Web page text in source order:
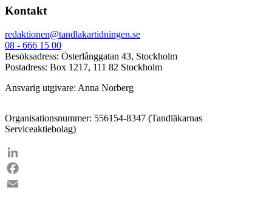
Kontakt
redaktionen@tandlakartidningen.se
08 - 666 15 00
Besöksadress: Österlånggatan 43, Stockholm
Postadress: Box 1217, 111 82 Stockholm
Ansvarig utgivare: Anna Norberg
Organisationsnummer: 556154-8347 (Tandläkarnas
Serviceaktiebolag)
LinkedIn
Facebook